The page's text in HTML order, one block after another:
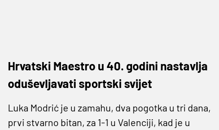
Hrvatski Maestro u 40. godini nastavlja
oduševljavati sportski svijet
Luka Modrić je u zamahu, dva pogotka u tri dana,
prvi stvarno bitan, za 1-1 u Valenciji, kad je u